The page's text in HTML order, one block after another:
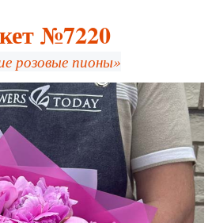
№7220
розовые пионы»